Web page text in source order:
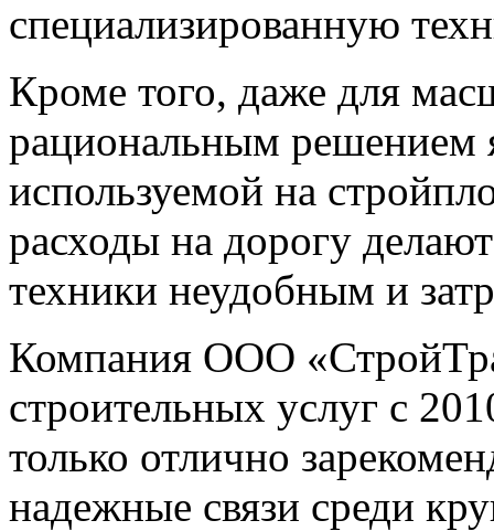
специализированную
Кроме того, даже для
рациональным решением
используемой на
расходы на дорогу
техники неудобным и
Компания ООО
строительных услуг с
только отлично
надежные связи среди